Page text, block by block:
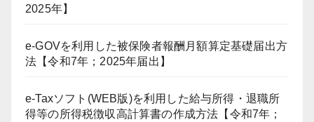
2025年】
e-GOVを利用した被保険者報酬月額算定基礎届出方
法【令和7年；2025年届出】
e-Taxソフト(WEB版)を利用した給与所得・退職所
得等の所得税徴収高計算書の作成方法【令和7年；